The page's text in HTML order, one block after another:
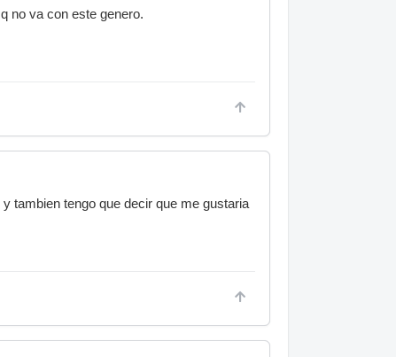
no va con este genero.
tambien tengo que decir que me gustaria